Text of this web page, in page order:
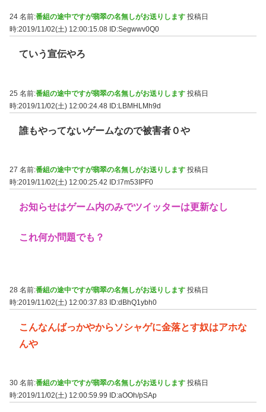
24 名前:番組の途中ですが翡翠の名無しがお送りします 投稿日
時:2019/11/02(土) 12:00:15.08 ID:Segwwv0Q0
ていう宣伝やろ
25 名前:番組の途中ですが翡翠の名無しがお送りします 投稿日
時:2019/11/02(土) 12:00:24.48 ID:LBMHLMh9d
誰もやってないゲームなので被害者０や
27 名前:番組の途中ですが翡翠の名無しがお送りします 投稿日
時:2019/11/02(土) 12:00:25.42
ID:l7m53IPF0
お知らせはゲーム内のみでツイッターは更新なし
これ何か問題でも？
28 名前:番組の途中ですが翡翠の名無しがお送りします 投稿日
時:2019/11/02(土) 12:00:37.83 ID:dBhQ1ybh0
こんなんばっかやからソシャゲに金落とす奴はアホな
んや
30 名前:番組の途中ですが翡翠の名無しがお送りします 投稿日
時:2019/11/02(土) 12:00:59.99
ID:aOOh/pSAp